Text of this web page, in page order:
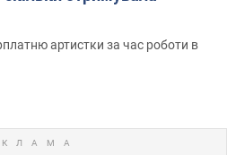
артистки за час роботи в